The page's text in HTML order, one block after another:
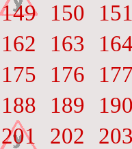
149 150
162 163
175 176
188 189
201 202